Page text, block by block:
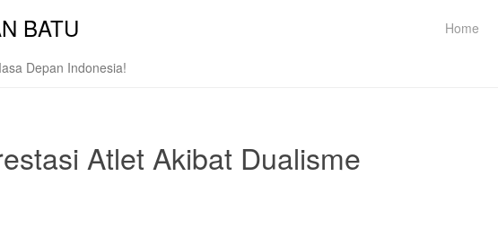
BATU
Depan Indonesia!
Home
Atlet Akibat Dualisme